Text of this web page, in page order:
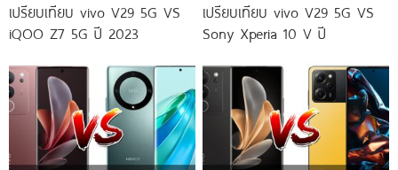
เปรียบเทียบ vivo V29 5G VS
iQOO Z7 5G ปี 2023
เปรียบเทียบ vivo V29 5G VS
Sony Xperia 10 V ปี